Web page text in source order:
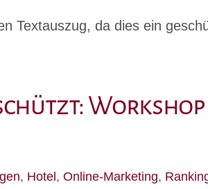
Textauszug, da dies ein
Workshop
, Hotel , Online-Marketing,